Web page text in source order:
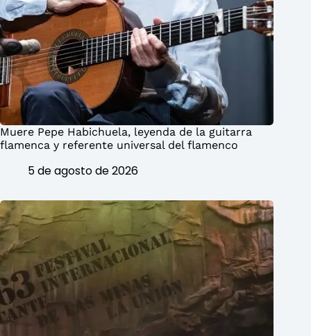
Muere Pepe Habichuela, leyenda de la guitarra
flamenca y referente universal del flamenco
5 de agosto de 2026